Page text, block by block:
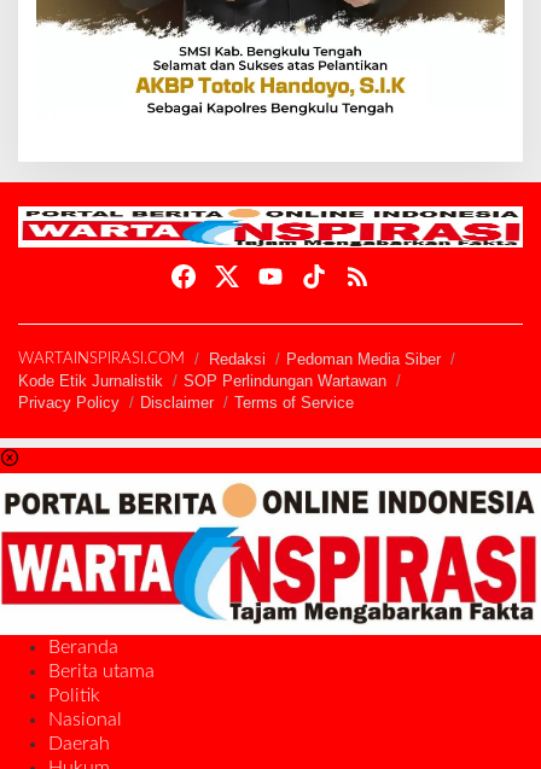
WARTAINSPIRASI.COM Redaksi
Pedoman Media Siber
Kode Etik Jurnalistik
SOP Perlindungan Wartawan
Privacy Policy
Disclaimer Terms of Service
Beranda
Berita utama
Politik
Nasional
Daerah